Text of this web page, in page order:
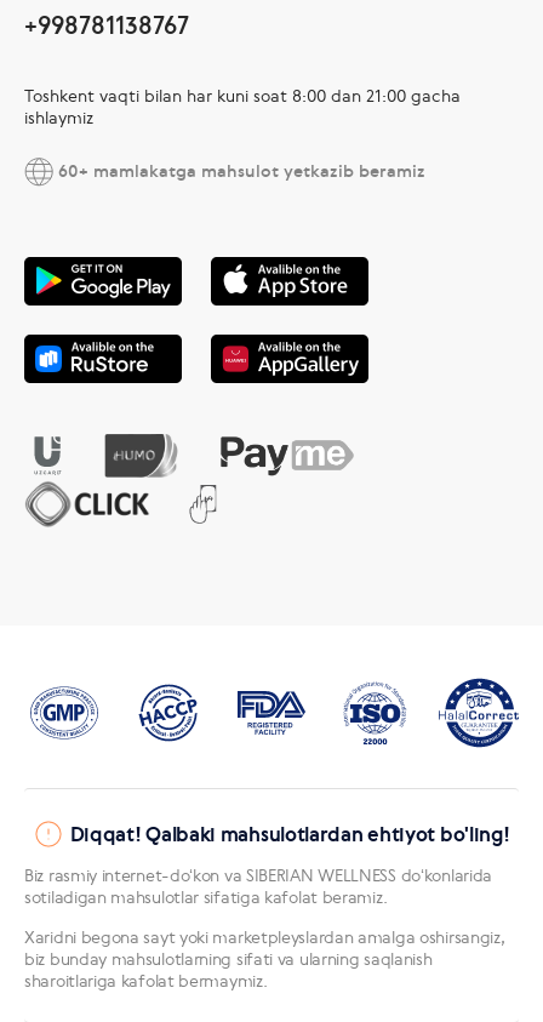
+998781138767
Toshkent vaqti bilan har kuni soat 8:00 dan 21:00 gacha
ishlaymiz
60+ mamlakatga mahsulot yetkazib beramiz
Diqqat! Qalbaki mahsulotlardan ehtiyot bo'ling!
Biz rasmiy internet-doʻkon va SIBERIAN WELLNESS doʻkonlarida
sotiladigan mahsulotlar sifatiga kafolat beramiz.
Xaridni begona sayt yoki marketpleyslardan amalga oshirsangiz,
biz bunday mahsulotlarning sifati va ularning saqlanish
sharoitlariga kafolat bermaymiz.